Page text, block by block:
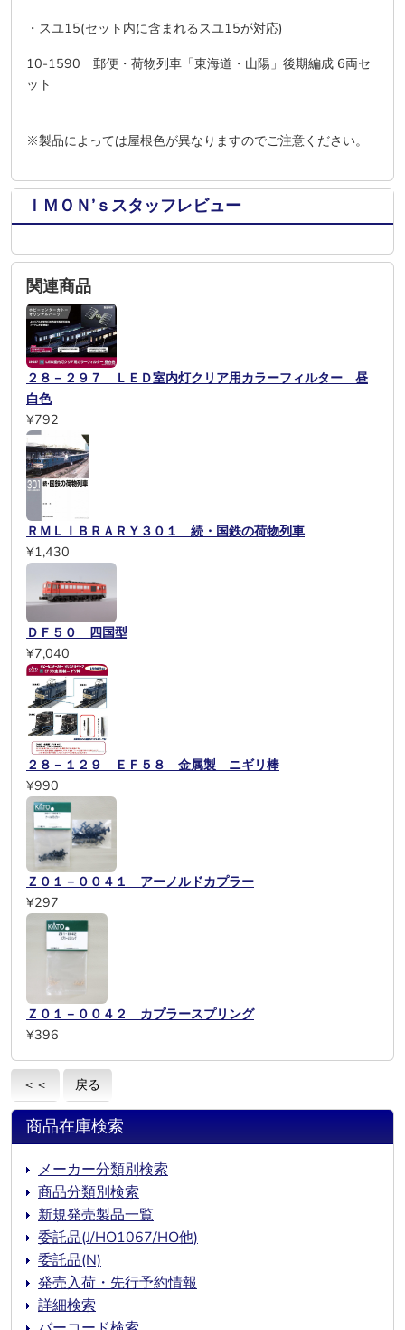
・スユ15(セット内に含まれるスユ15が対応)
10-1590 郵便・荷物列車「東海道・山陽」後期編成 6両セ
ット
※製品によっては屋根色が異なりますのでご注意ください。
ＩＭＯＮ’ｓスタッフレビュー
関連商品
２８－２９７ ＬＥＤ室内灯クリア用カラーフィルター 昼
白色
¥792
ＲＭＬＩＢＲＡＲＹ３０１ 続・国鉄の荷物列車
¥1,430
ＤＦ５０ 四国型
¥7,040
２８－１２９ ＥＦ５８ 金属製 ニギリ棒
¥990
Ｚ０１－００４１ アーノルドカプラー
¥297
Ｚ０１－００４２ カプラースプリング
¥396
＜＜ 戻る
商品在庫検索
メーカー分類別検索
商品分類別検索
新規発売製品一覧
委託品(J/HO1067/HO他)
委託品(N)
発売入荷・先行予約情報
詳細検索